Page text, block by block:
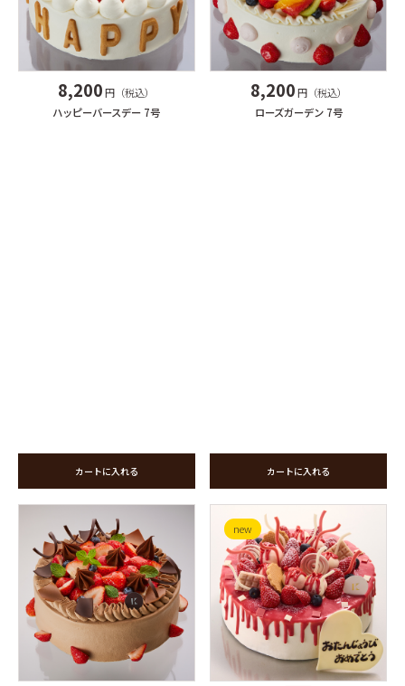
8,200円（税込）
ハッピーバースデー 7号
カートに入れる
8,200円（税込）
ローズガーデン 7号
カートに入れる
new